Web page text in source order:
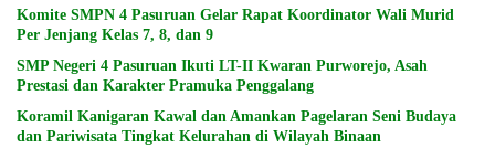
Komite SMPN 4 Pasuruan Gelar Rapat Koordinator Wali Murid
Per Jenjang Kelas 7, 8, dan 9
SMP Negeri 4 Pasuruan Ikuti LT-II Kwaran Purworejo, Asah
Prestasi dan Karakter Pramuka Penggalang
Koramil Kanigaran Kawal dan Amankan Pagelaran Seni Budaya
dan Pariwisata Tingkat Kelurahan di Wilayah Binaan